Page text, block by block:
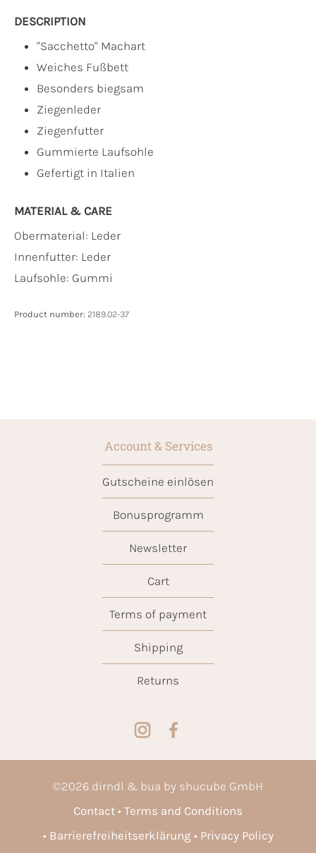
DESCRIPTION
"Sacchetto" Machart
Weiches Fußbett
Besonders biegsam
Ziegenleder
Ziegenfutter
Gummierte Laufsohle
Gefertigt in Italien
MATERIAL & CARE
Obermaterial: Leder
Innenfutter: Leder
Laufsohle: Gummi
Product number: 2189.02-37
Account & Services
Gutscheine einlösen
Bonusprogramm
Newsletter
Cart
Terms of payment
Shipping
Returns
©2026 dirndl & bua by shucube GmbH
Contact
Terms and Conditions
Barrierefreiheitserklärung
Privacy Policy